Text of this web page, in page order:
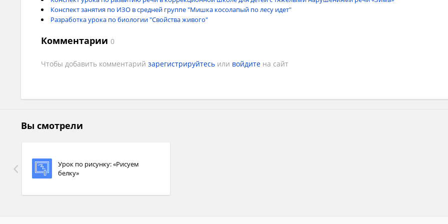
ема урока:«Рисуем белку»
Конспект занятия по ИЗО в средней группе "Мишка косолапый по лесу идет"
Разработка урока по биологии "Свойства живого"
Комментарии 0
Чтобы добавить комментарий зарегистрируйтесь или войдите на сайт
Вы смотрели
Урок по рисунку: «Рисуем
белку»